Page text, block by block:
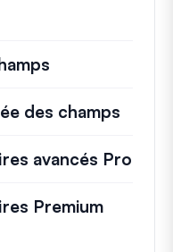
des champs
avancés Pro
Premium